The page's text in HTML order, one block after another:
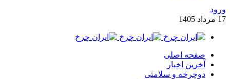
ورود
17 مرداد 1405
صفحه اصلی
آخرین اخبار
دوچرخه و سلامتی